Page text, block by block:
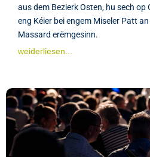
aus dem Bezierk Osten, hu sech
eng Kéier bei engem Miseler Patt
Massard erëmgesinn.
weiderliesen...